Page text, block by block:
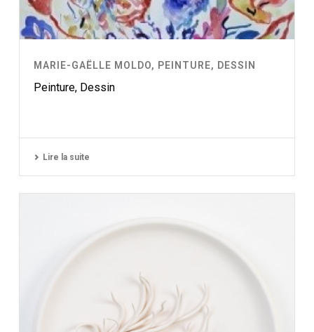
MARIE-GAËLLE MOLDO, PEINTURE, DESSIN
Peinture, Dessin
Lire la suite